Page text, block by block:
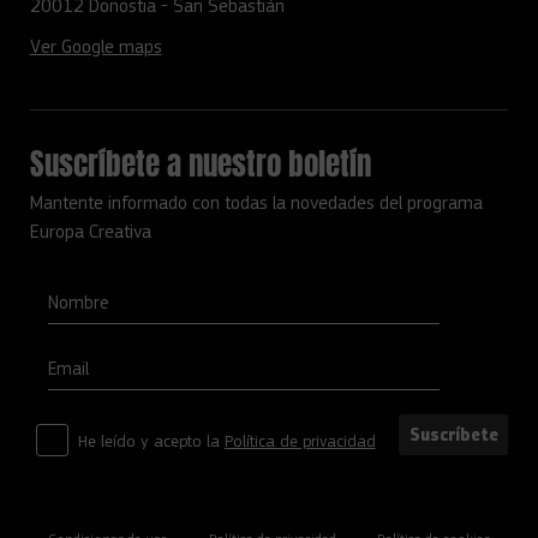
20012 Donostia - San Sebastián
Ver Google maps
Suscríbete a nuestro boletín
Mantente informado con todas la novedades del programa
Europa Creativa
He leído y acepto la Política de privacidad Suscríbete